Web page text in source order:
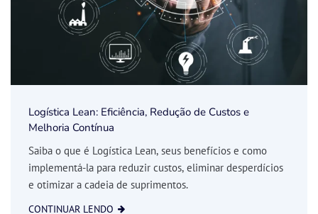
Logística Lean: Eficiência, Redução de Custos e
Melhoria Contínua
Saiba o que é Logística Lean, seus benefícios e como
implementá-la para reduzir custos, eliminar desperdícios
e otimizar a cadeia de suprimentos.
CONTINUAR LENDO